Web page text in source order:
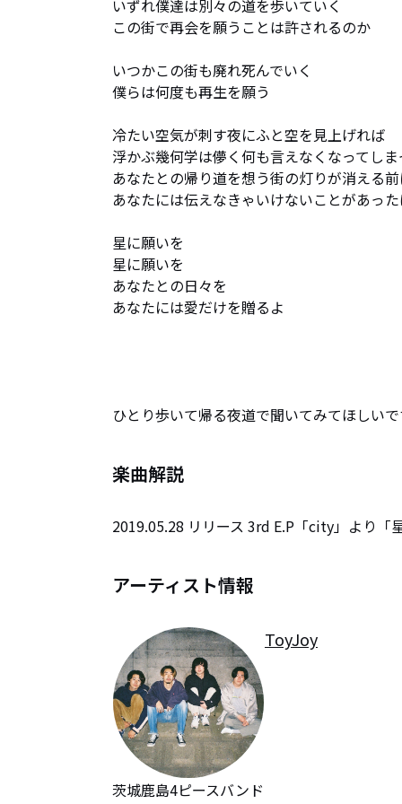
いずれ僕達は別々の道を歩いていく
この街で再会を願うことは許されるのか
いつかこの街も廃れ死んでいく
僕らは何度も再生を願う
冷たい空気が刺す夜にふと空を見上げれば
浮かぶ幾何学は儚く何も言えなくなってしま
あなたとの帰り道を想う街の灯りが消える
あなたには伝えなきゃいけないことがあっ
星に願いを
星に願いを
あなたとの日々を
あなたには愛だけを贈るよ
ひとり歩いて帰る夜道で聞いてみてほしいで
楽曲解説
2019.05.28 リリース 3rd E.P「city」より「
アーティスト情報
ToyJoy
茨城鹿島4ピースバンド